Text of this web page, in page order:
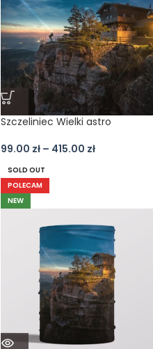
Szczeliniec Wielki astro
99.00 zł – 415.00 zł
SOLD OUT
POLECAM
NEW